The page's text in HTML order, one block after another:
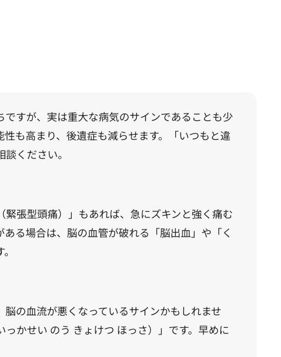
すが、実は重大な病気のサインであることも少
も高まり、後遺症も減らせます。「いつもと違
ください。
張型頭痛）」もあれば、急にズキンと強く痛む
る場合は、脳の血管が破れる「脳出血」や「く
の血流が悪くなっているサインかもしれませ
かせい のう きょけつ ほっさ）」です。早めに